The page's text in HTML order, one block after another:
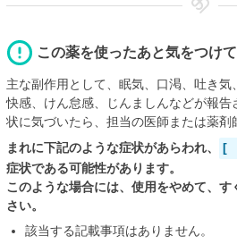
この薬を使ったあと気をつけ
主な副作用として、眠気、口渇、吐き
快感、けん怠感、じんましんなどが報
状に気づいたら、担当の医師または薬剤
まれに下記のような症状があらわれ、
[
症状である可能性があります。
このような場合には、使用をやめて、
さい。
該当する記載事項はありません。